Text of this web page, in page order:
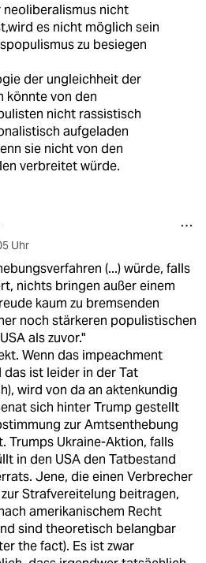
neoliberalismus nicht
es nicht möglich sein
zu besiegen
der ungleichheit der
könnte von den
nicht rassistisch
aufgeladen
sie nicht von den
verbreitet würde.
Uhr
(...) würde, falls
nichts bringen außer einem
kaum zu bremsenden
noch stärkeren populistischen
als zuvor."
Wenn das impeachment
ist leider in der Tat
wird von da an aktenkundig
sich hinter Trump gestellt
zur Amtsenthebung
Trumps Ukraine-Aktion, falls
in den USA den Tatbestand
Jene, die einen Verbrecher
Strafvereitelung beitragen,
amerikanischem Recht
sind theoretisch belangbar
the fact). Es ist zwar